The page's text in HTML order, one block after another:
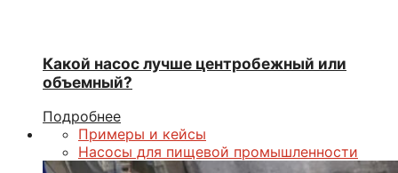
Какой насос лучше центробежный или
объемный?
Подробнее
Примеры и кейсы
Насосы для пищевой промышленности